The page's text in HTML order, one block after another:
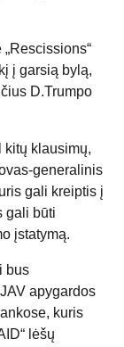
į garsią bylą,
D.Trumpo
kitų klausimų,
generalinis
gali kreiptis į
gali būti
įstatymą.
bus
apygardos
kuris
lėšų